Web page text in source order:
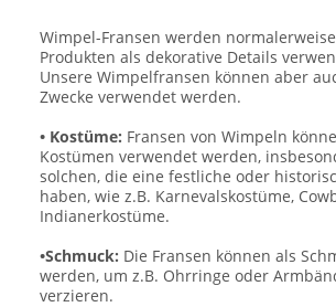
Wimpel-Fransen werden
Produkten als dekorative Details
Unsere Wimpelfransen können aber
Zwecke verwendet werden.
• Kostüme: Fransen von Wimpeln
Kostümen verwendet werden,
solchen, die eine festliche oder
haben, wie z.B. Karnevalskostüme,
Indianerkostüme.
•Schmuck: Die Fransen können als
werden, um z.B. Ohrringe oder
verzieren.